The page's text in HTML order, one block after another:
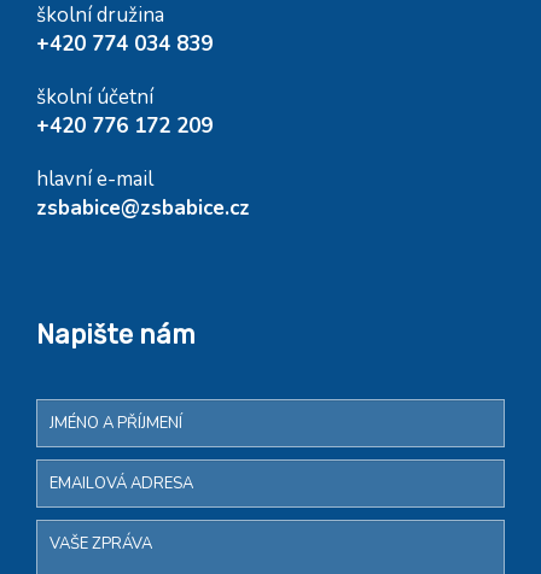
školní družina
+420 774 034 839
školní účetní
+420 776 172 209
hlavní e-mail
zsbabice@zsbabice.cz
Napište nám